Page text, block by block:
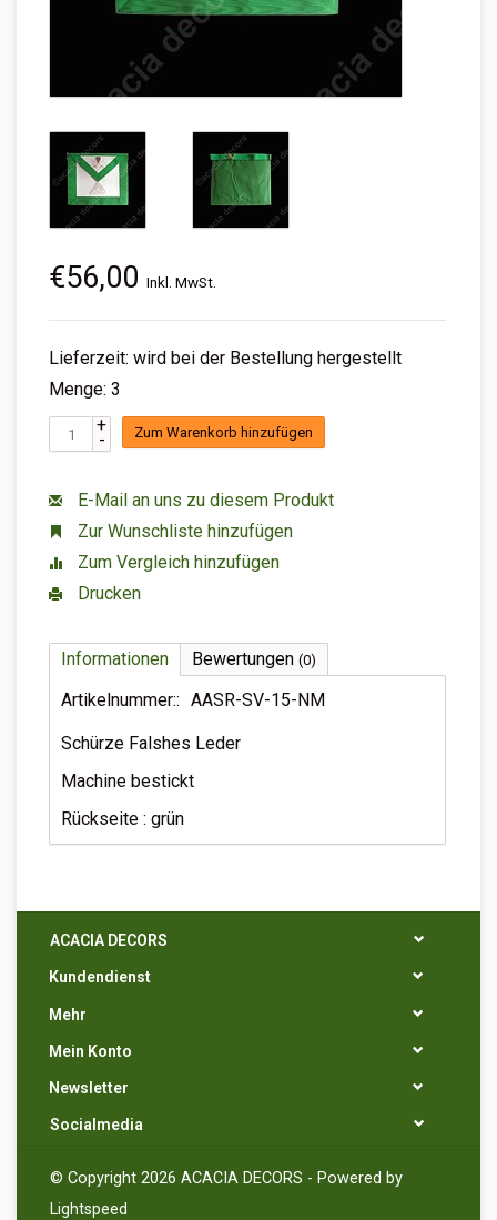
€56,00 Inkl. MwSt.
Lieferzeit: wird bei der Bestellung hergestellt
Menge: 3
+
- Zum Warenkorb hinzufügen
E-Mail an uns zu diesem Produkt
Zur Wunschliste hinzufügen
Zum Vergleich hinzufügen
Drucken
Informationen Bewertungen (0)
Artikelnummer:: AASR-SV-15-NM
Schürze Falshes Leder
Machine bestickt
Rückseite : grün
ACACIA DECORS
Kundendienst
Mehr
Mein Konto
Newsletter
Socialmedia
© Copyright 2026 ACACIA DECORS - Powered by
Lightspeed